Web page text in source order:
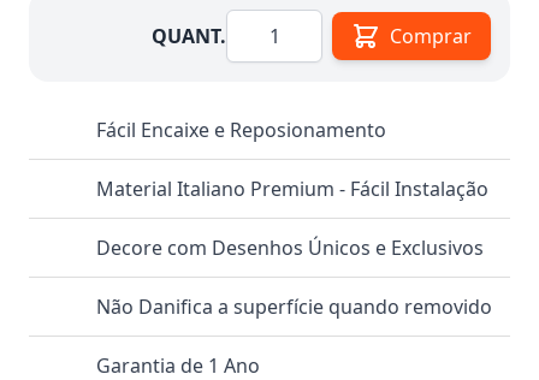
QUANT.Quantidade Comprar
Fácil Encaixe e Reposionamento
Material Italiano Premium - Fácil Instalação
Decore com Desenhos Únicos e Exclusivos
Não Danifica a superfície quando removido
Garantia de 1 Ano